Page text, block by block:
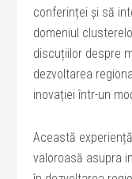
conferinței și să
domeniul
discuțiilor despre
dezvoltarea
inovației într-un
Această
valoroasă asupra